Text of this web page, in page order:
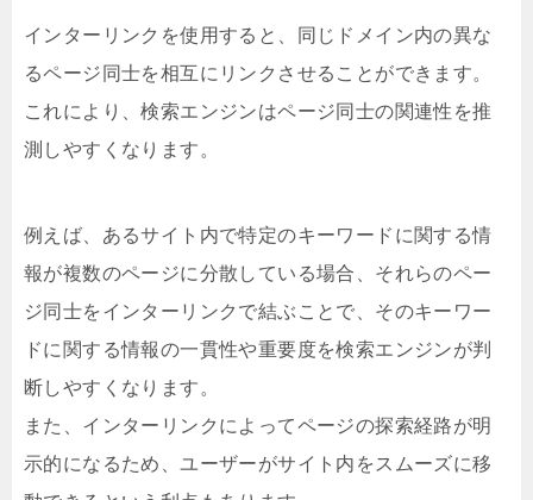
インターリンクを使用すると、同じドメイン内の異な
るページ同士を相互にリンクさせることができます。
これにより、検索エンジンはページ同士の関連性を推
測しやすくなります。
例えば、あるサイト内で特定のキーワードに関する情
報が複数のページに分散している場合、それらのペー
ジ同士をインターリンクで結ぶことで、そのキーワー
ドに関する情報の一貫性や重要度を検索エンジンが判
断しやすくなります。
また、インターリンクによってページの探索経路が明
示的になるため、ユーザーがサイト内をスムーズに移